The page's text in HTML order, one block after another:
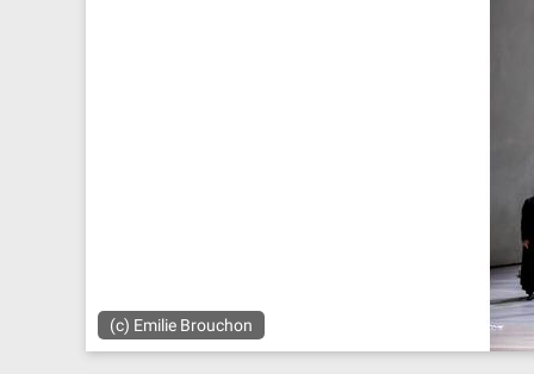
(c) Emilie Brouchon